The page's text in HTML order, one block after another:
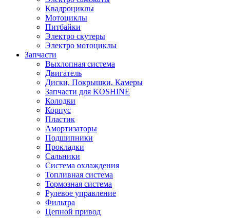
Квадроциклы
Мотоциклы
Питбайки
Электро скутеры
Электро мотоциклы
Запчасти
Выхлопная система
Двигатель
Диски, Покрышки, Камеры
Запчасти для KOSHINE
Колодки
Корпус
Пластик
Амортизаторы
Подшипники
Прокладки
Сальники
Система охлаждения
Топливная система
Тормозная система
Рулевое управление
Фильтра
Цепной привод